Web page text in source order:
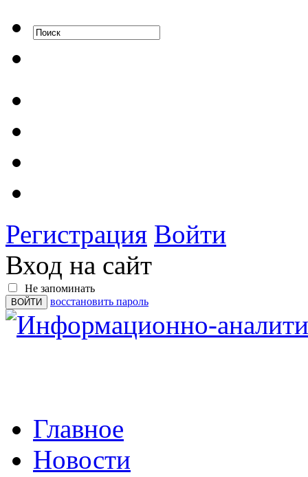
Регистрация Войти
Вход на сайт
Не запоминать
восстановить пароль
Главное
Новости